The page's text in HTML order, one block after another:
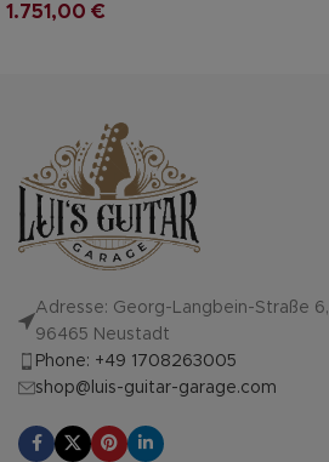
1.751,00 €
Adresse: Georg-Langbein-Straße 6,
96465 Neustadt
Phone: +49 1708263005
shop@luis-guitar-garage.com